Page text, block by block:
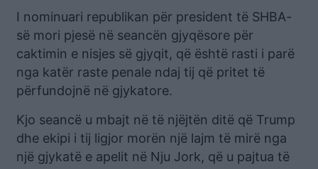
I nominuari republikan për president të SHBA-
së mori pjesë në seancën gjyqësore për
caktimin e nisjes së gjyqit, që është rasti i parë
nga katër raste penale ndaj tij që pritet të
përfundojnë në gjykatore.
Kjo seancë u mbajt në të njëjtën ditë që Trump
dhe ekipi i tij ligjor morën një lajm të mirë nga
një gjykatë e apelit në Nju Jork, që u pajtua të